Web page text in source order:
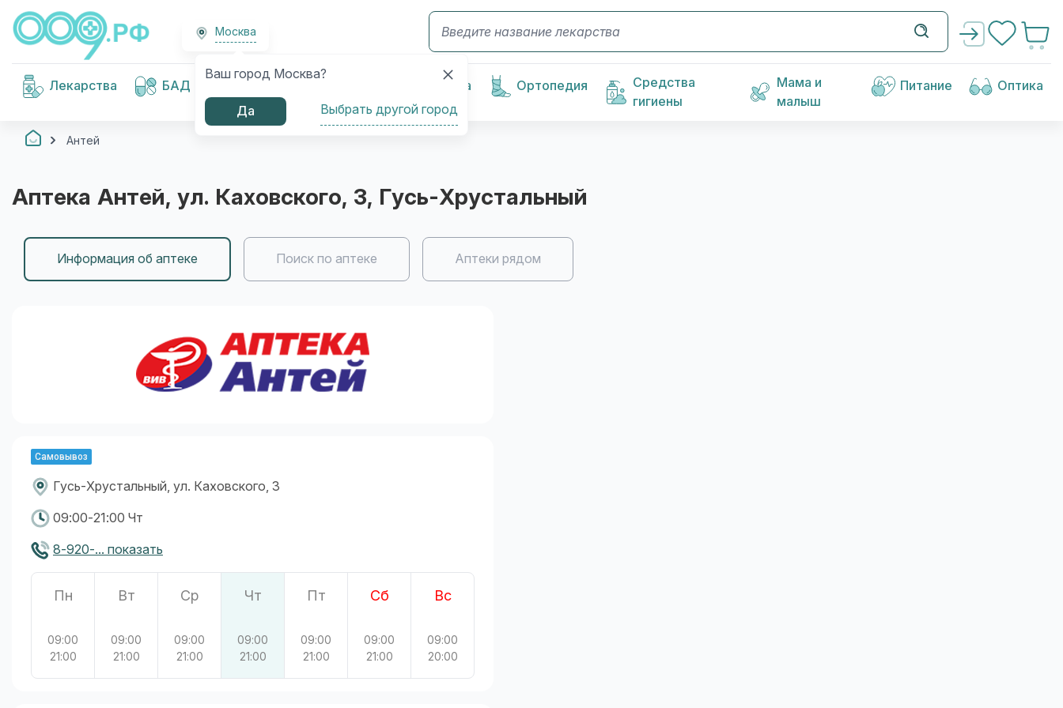
Москва
Ваш город Москва?
Да Выбрать другой город
Лекарства БАД
Медицинские
изделия
Косметика Ортопедия
Средства
гигиены
Мама и
малыш
Питание Оптика
Антей
Аптека Антей, ул. Каховского, 3, Гусь-Хрустальный
Информация об аптеке Поиск по аптеке Аптеки рядом
Самовывоз
Гусь-Хрустальный, ул. Каховского, 3
09:00-21:00 Чт
8-920-... показать
Пн
09:00
21:00
Вт
09:00
21:00
Ср
09:00
21:00
Чт
09:00
21:00
Пт
09:00
21:00
Сб
09:00
21:00
Вс
09:00
20:00